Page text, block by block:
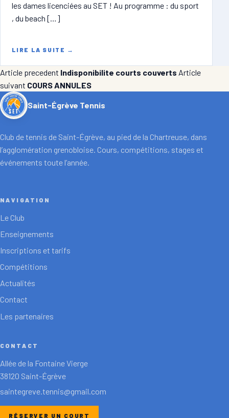
les dames licenciées au SET ! Au programme : du sport
, du beach […]
LIRE LA SUITE →
Article precedent Indisponibilite courts couverts Article
suivant COURS ANNULES
Saint-Égrève Tennis
Club de tennis de Saint-Égrève, au pied de la Chartreuse, dans
l’agglomération grenobloise. Cours, compétitions, stages et
événements toute l’année.
NAVIGATION
Le Club
Enseignements
Inscriptions et tarifs
Compétitions
Actualités
Contact
Les partenaires
CONTACT
Allée de la Fontaine Vierge
38120 Saint-Égrève
saintegreve.tennis@gmail.com
RÉSERVER UN COURT